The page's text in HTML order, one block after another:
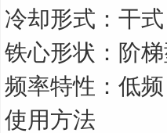
冷却形式：干式
铁心形状：阶梯
频率特性：低频
使用方法